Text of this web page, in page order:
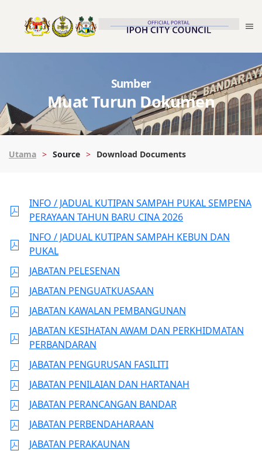
Sumber
Muat Turun Dokumen
Utama Source Download Documents
INFO / JADUAL KUTIPAN SAMPAH PUKAL SEMPENA
PERAYAAN TAHUN BARU CINA 2026
INFO / JADUAL KUTIPAN SAMPAH KEBUN DAN
PUKAL
JABATAN PELESENAN
JABATAN PENGUATKUASAAN
JABATAN KAWALAN PEMBANGUNAN
JABATAN KESIHATAN AWAM DAN PERKHIDMATAN
PERBANDARAN
JABATAN PENGURUSAN FASILITI
JABATAN PENILAIAN DAN HARTANAH
JABATAN PERANCANGAN BANDAR
JABATAN PERBENDAHARAAN
JABATAN PERAKAUNAN